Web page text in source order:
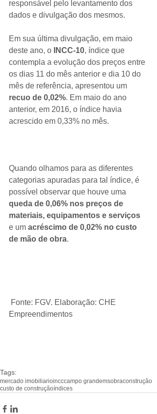
responsável pelo levantamento dos
dados e divulgação dos mesmos.
Em sua última divulgação, em maio
deste ano, o
INCC-10, índice que
contempla a evolução dos preços entre
os dias 11 do mês anterior e dia 10 do
mês de referência, apresentou um
recuo de 0,02%. Em maio do ano
anterior, em 2016, o índice havia
acrescido em 0,33% no mês.
Quando olhamos para as diferentes
categorias apuradas para tal índice, é
possível observar que houve uma
queda de 0,06% nos preços de
materiais, equipamentos e serviços
e um acréscimo de 0,02% no custo
de mão de obra.
Empreendimentos
Tags:
mercado imobiliarioincccampo grandemsobraconstrução
custo de construçãoíndices